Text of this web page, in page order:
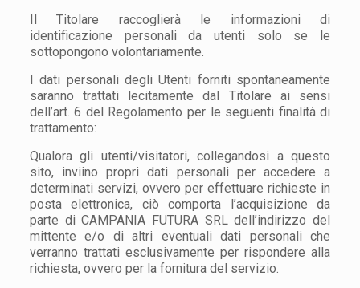
Il Titolare raccoglierà le informazioni di
identificazione personali da utenti solo se le
sottopongono volontariamente.
I dati personali degli Utenti forniti spontaneamente
saranno trattati lecitamente dal Titolare ai sensi
dell’art. 6 del Regolamento per le seguenti finalità di
trattamento:
Qualora gli utenti/visitatori, collegandosi a questo
sito, inviino propri dati personali per accedere a
determinati servizi, ovvero per effettuare richieste in
posta elettronica, ciò comporta l’acquisizione da
parte di CAMPANIA FUTURA SRL dell’indirizzo del
mittente e/o di altri eventuali dati personali che
verranno trattati esclusivamente per rispondere alla
richiesta, ovvero per la fornitura del servizio.